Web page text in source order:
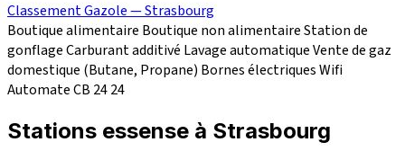
Classement Gazole — Strasbourg
Boutique alimentaire Boutique non alimentaireStation de
gonflageCarburant additivé Lavage automatiqueVente de gaz
domestique (Butane, Propane) Bornes électriquesWifi
Automate CB 2424
Stations essense à Strasbourg